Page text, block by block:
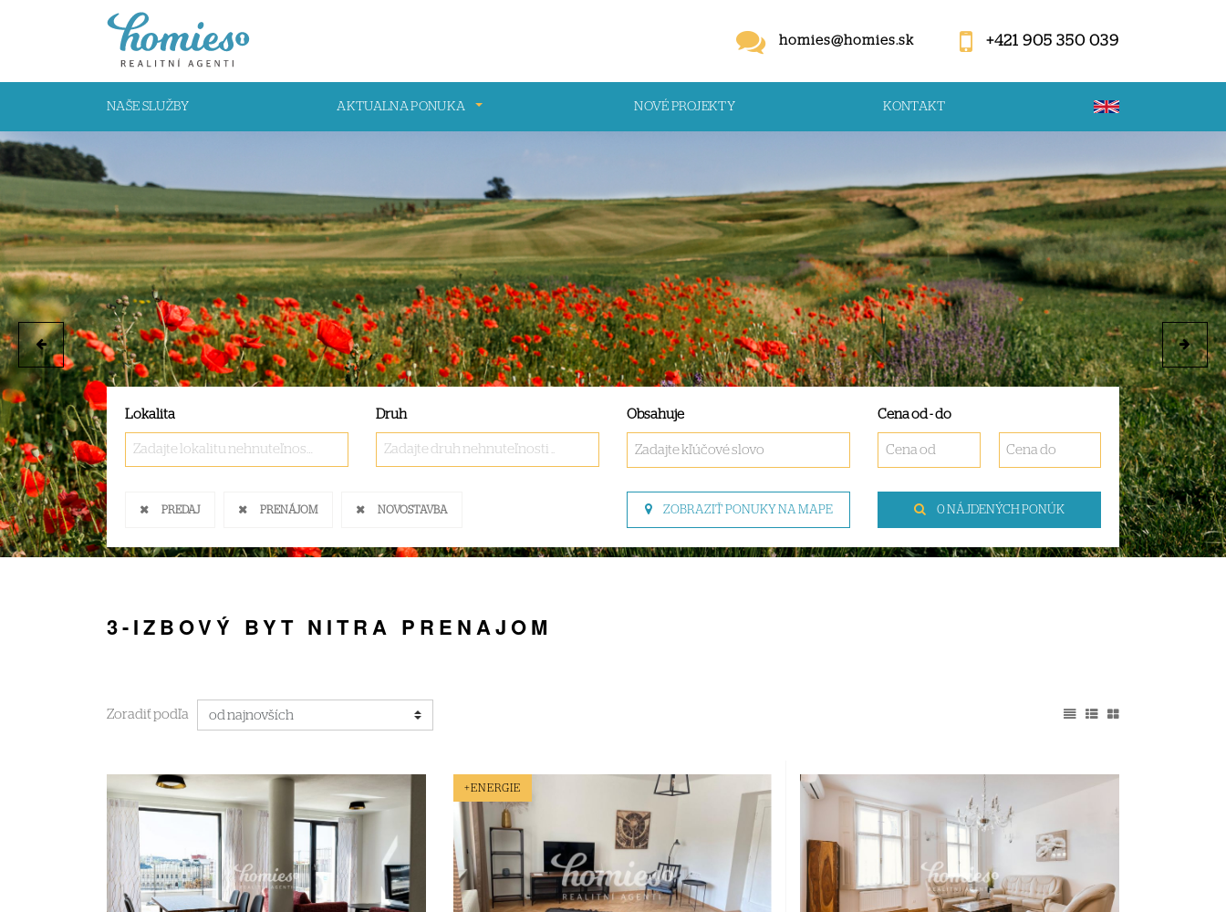
+421 905 350 039
homies@homies.sk
NAŠE SLUŽBY AKTUALNA PONUKA NOVÉ PROJEKTY KONTAKT
Lokalita
Zadajte lokalitu nehnuteľnosti ..
Druh
Zadajte druh nehnuteľnosti ..
Obsahuje Cena od - do
PREDAJ PRENÁJOM NOVOSTAVBA ZOBRAZIŤ PONUKY NA MAPE 0 NÁJDENÝCH PONÚK
3-IZBOVÝ BYT NITRA PRENAJOM
Zoradiť podľa
+ENERGIE